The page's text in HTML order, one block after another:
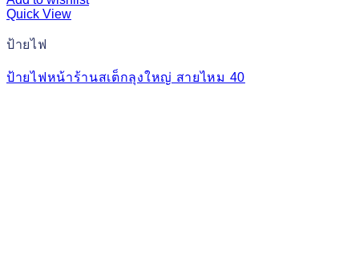
Quick View
ป้ายไฟ
ป้ายไฟหน้าร้านสเต็กลุงใหญ่ สายไหม 40